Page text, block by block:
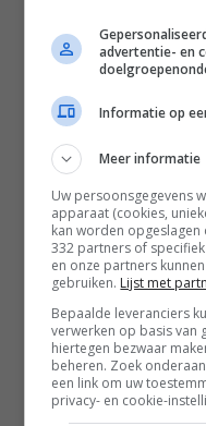
Disclaimer
Privacy voorwaarden
Instagram
Facebook
Pinterest
Home
Recepten
Leefstijl
Reizen
advertentie- en
Informatie op
Meer informatie
Uw persoonsgegevens
apparaat (cookies,
kan worden
332 partners of
en onze partners
gebruiken. Lijst met
Bepaalde leveranciers
verwerken op basis van
hiertegen bezwaar
beheren. Zoek
een link om uw
privacy- en cookie-